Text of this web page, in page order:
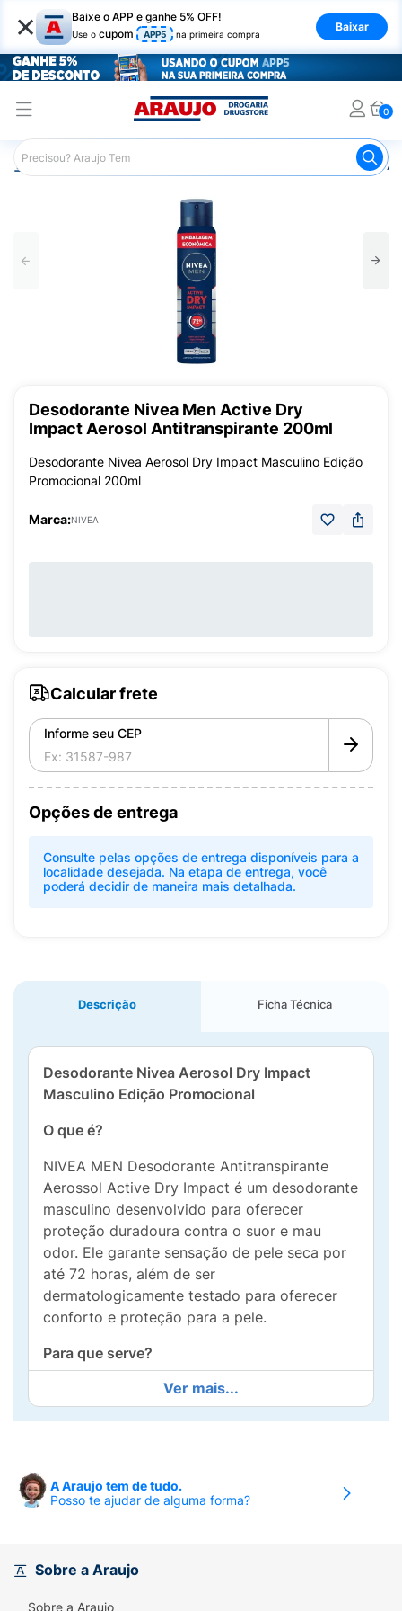
× Baixe o APP e ganhe 5% OFF!
Use o cupom APP5 na primeira compra
Baixar
0
Araujo Higiene Pessoal Desodorante
Desodorante Nivea Men Active Dry
Impact Aerosol Antitranspirante 200ml
Desodorante Nivea Aerosol Dry Impact Masculino Edição
Promocional 200ml
Marca:NIVEA
Calcular frete
Informe seu CEP
Opções de entrega
Consulte pelas opções de entrega disponíveis para a
localidade desejada. Na etapa de entrega, você
poderá decidir de maneira mais detalhada.
Descrição Ficha Técnica
Desodorante Nivea Aerosol Dry Impact
Masculino Edição Promocional
O que é?
NIVEA MEN Desodorante Antitranspirante
Aerossol Active Dry Impact é um desodorante
masculino desenvolvido para oferecer
proteção duradoura contra o suor e mau
odor. Ele garante sensação de pele seca por
até 72 horas, além de ser
dermatologicamente testado para oferecer
conforto e proteção para a pele.
Para que serve?
Regula a transpiração excessiva, combatendo
o suor e os odores, ao mesmo tempo que
conforto para o uso diário.
Benefícios e diferenciais:
- Não contém álcool etílico
Ver mais...
A Araujo tem de tudo.
Posso te ajudar de alguma forma?
Sobre a Araujo
Sobre a Araujo